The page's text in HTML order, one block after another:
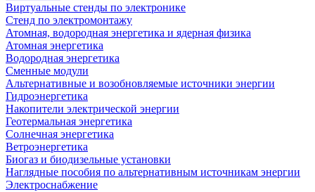
Виртуальные стенды по электронике
Стенд по электромонтажу
Атомная, водородная энергетика и ядерная физика
Атомная энергетика
Водородная энергетика
Сменные модули
Альтернативные и возобновляемые источники энергии
Гидроэнергетика
Накопители электрической энергии
Геотермальная энергетика
Солнечная энергетика
Ветроэнергетика
Биогаз и биодизельные установки
Наглядные пособия по альтернативным источникам энергии
Электроснабжение